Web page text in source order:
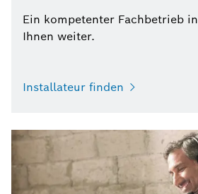
Ein kompetenter Fachbetrieb
Ihnen weiter.
Installateur finden